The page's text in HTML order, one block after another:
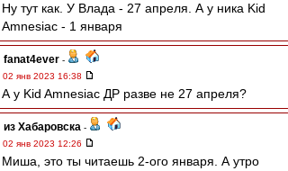
Ну тут как. У Влада - 27 апреля. А у ника Kid
Amnesiac - 1 января
fanat4ever -
02 янв 2023 16:38
А у Kid Amnesiac ДР разве не 27 апреля?
из Хабаровска -
02 янв 2023 12:26
Миша, это ты читаешь 2-ого января. А утро